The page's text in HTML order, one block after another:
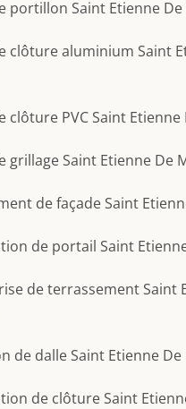
portillon Saint Etienne
clôture aluminium Saint
clôture PVC Saint
grillage Saint Etienne De
de façade Saint
de portail Saint
de terrassement Saint
de dalle Saint Etienne
de clôture Saint